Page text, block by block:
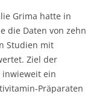
Grima hatte in
die Daten von zehn
Studien mit
Ziel der
ein
Präparaten